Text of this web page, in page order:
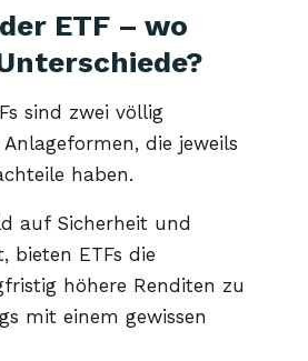
ETF – wo
sind zwei völlig
die jeweils
haben.
auf Sicherheit und
bieten ETFs die
höhere Renditen zu
mit einem gewissen